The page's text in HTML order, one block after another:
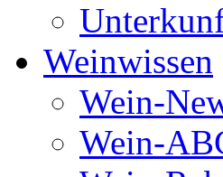
Weinwissen
Wein-
Wein-